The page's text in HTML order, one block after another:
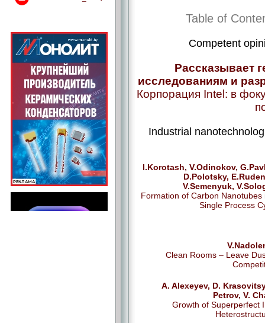
Table of
Competent
Рассказывает
исследованиям и
Корпорация Intel: в
Industrial
I.Korotash, V.Odinokov,
D.Polotsky,
V.Semenyuk,
Formation of Carbon Nanotubes
Single Process
Сlean Rooms – Leave
A. Alexeyev, D.
Petrov, V.
Growth of Superperfect